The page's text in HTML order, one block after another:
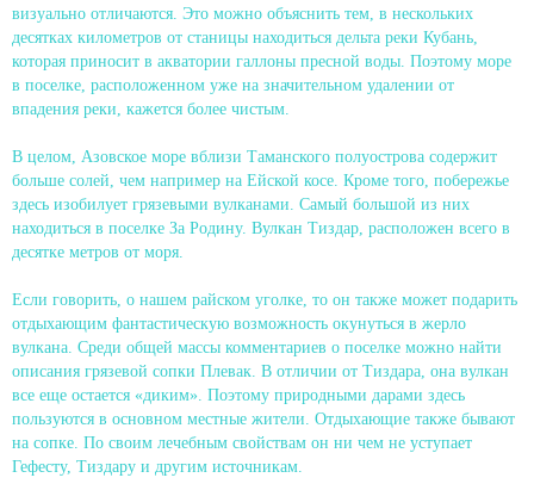
визуально отличаются. Это можно объяснить тем, в нескольких
десятках километров от станицы находиться дельта реки Кубань,
которая приносит в акватории галлоны пресной воды. Поэтому море
в поселке, расположенном уже на значительном удалении от
впадения реки, кажется более чистым.
В целом, Азовское море вблизи Таманского полуострова содержит
больше солей, чем например на Ейской косе. Кроме того, побережье
здесь изобилует грязевыми вулканами. Самый большой из них
находиться в поселке За Родину. Вулкан Тиздар, расположен всего в
десятке метров от моря.
Если говорить, о нашем райском уголке, то он также может подарить
отдыхающим фантастическую возможность окунуться в жерло
вулкана. Среди общей массы комментариев о поселке можно найти
описания грязевой сопки Плевак. В отличии от Тиздара, она вулкан
все еще остается «диким». Поэтому природными дарами здесь
пользуются в основном местные жители. Отдыхающие также бывают
на сопке. По своим лечебным свойствам он ни чем не уступает
Гефесту, Тиздару и другим источникам.